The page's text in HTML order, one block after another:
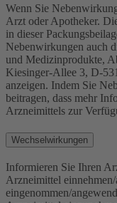
Wenn Sie
Arzt oder Apotheker.
in dieser
Nebenwirkungen auch
und Medizinprodukte,
Kiesinger-Allee 3, D-
anzeigen. Indem Sie
beitragen, dass mehr
Arzneimittels zur
Wechselwirkungen
Informieren Sie Ihren
Arzneimittel
eingenommen/